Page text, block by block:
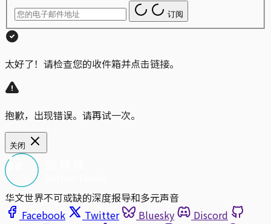
订阅
太好了！请检查您的收件箱并点击链接。
抱歉，出现错误。请再试一次。
关闭
华文世界不可或缺的深度报导和多元声音
Facebook
Twitter Bluesky
Discord